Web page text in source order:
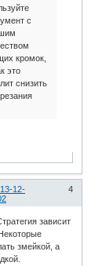
с
кромок,
это
снизить
4
13-12-
зависит
змейкой, а